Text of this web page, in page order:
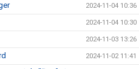
2024-11-04 10:36
2024-11-04 10:30
2024-11-03 13:26
2024-11-02 11:41